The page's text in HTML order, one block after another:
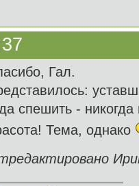
Гал.
спешить -
Тема, однако